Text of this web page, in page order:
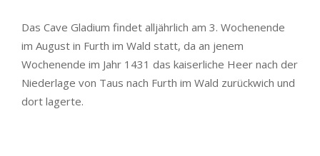
Das Cave Gladium findet alljährlich am 3. Wochenende
im August in Furth im Wald statt, da an jenem
Wochenende im Jahr 1431 das kaiserliche Heer nach der
Niederlage von Taus nach Furth im Wald zurückwich und
dort lagerte.